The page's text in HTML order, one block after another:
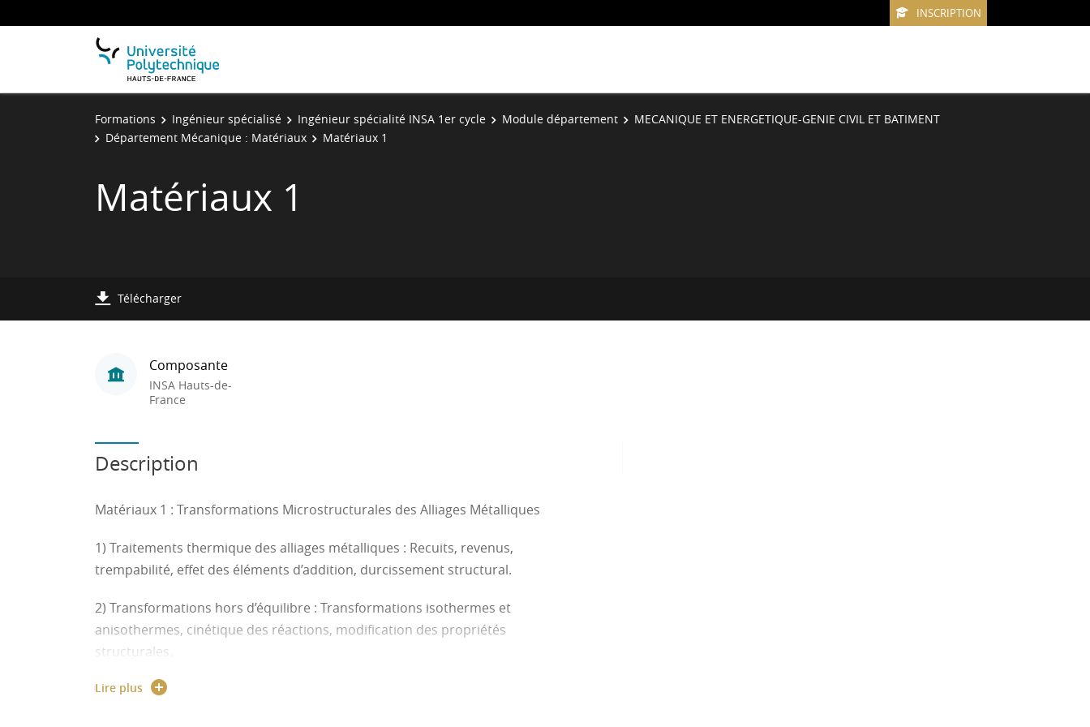
INSCRIPTION
Formations Ingénieur spécialisé Ingénieur spécialité INSA 1er cycle Module département
MECANIQUE ET ENERGETIQUE-GENIE CIVIL ET BATIMENT
Département Mécanique : Matériaux
Matériaux 1
Matériaux 1
Télécharger
Composante
INSA Hauts-de-
France
Description
Matériaux 1 : Transformations Microstructurales des Alliages Métalliques
1) Traitements thermique des alliages métalliques : Recuits, revenus,
trempabilité, effet des éléments d’addition, durcissement structural.
2) Transformations hors d’équilibre : Transformations isothermes et
anisothermes, cinétique des réactions, modification des propriétés
structurales.
3) Désignation et sélection des matériaux métalliques : Désignation des
Lire plus